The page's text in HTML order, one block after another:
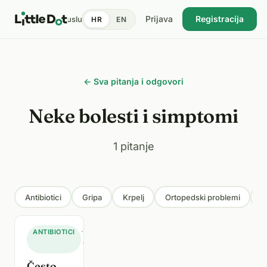
Doktori Pronađi uslugu USKORO CijeneDnevnik zdravljaBlog
HR EN Prijava Registracija
← Sva pitanja i odgovori
Neke bolesti i simptomi
1 pitanje
Antibiotici Gripa Krpelj Ortopedski problemi
ANTIBIOTICI ·7.
ožujka